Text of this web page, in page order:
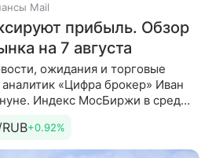
Mail
прибыль. Обзор
на 7 августа
ожидания и торговые
«Цифра брокер» Иван
Индекс МосБиржи в среду
+0.92%